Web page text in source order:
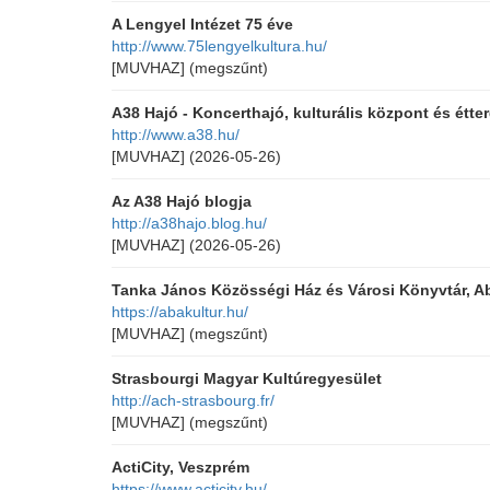
A Lengyel Intézet 75 éve
http://www.75lengyelkultura.hu/
[MUVHAZ] (megszűnt)
A38 Hajó - Koncerthajó, kulturális központ és
http://www.a38.hu/
[MUVHAZ] (2026-05-26)
Az A38 Hajó blogja
http://a38hajo.blog.hu/
[MUVHAZ] (2026-05-26)
Tanka János Közösségi Ház és Városi Könyvtár,
https://abakultur.hu/
[MUVHAZ] (megszűnt)
Strasbourgi Magyar Kultúregyesület
http://ach-strasbourg.fr/
[MUVHAZ] (megszűnt)
ActiCity, Veszprém